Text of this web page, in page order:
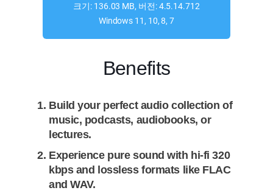
크기: 136.03 MB, 버전: 4.5.14.712
Windows 11, 10, 8, 7
Benefits
Build your perfect audio collection of
music, podcasts, audiobooks, or
lectures.
Experience pure sound with hi-fi 320
kbps and lossless formats like FLAC
and WAV.